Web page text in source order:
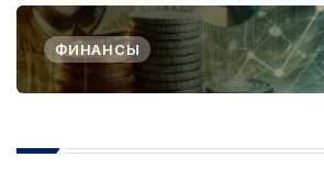
ФИНАНСЫ